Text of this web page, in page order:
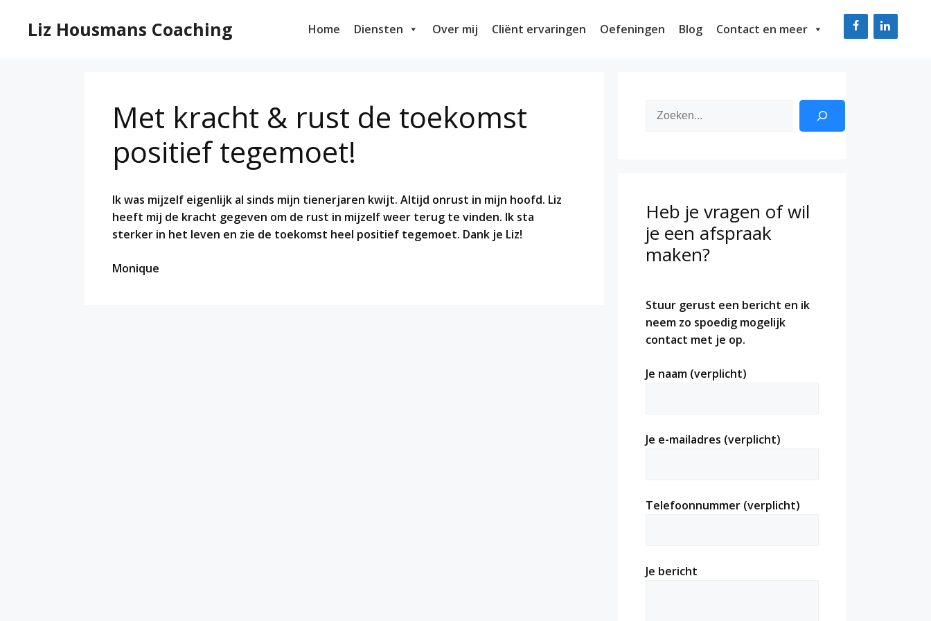
Liz Housmans Coaching Home Diensten Over mij Cliënt ervaringen Oefeningen Blog Contact en meer
Met kracht & rust de toekomst
positief tegemoet!
Ik was mijzelf eigenlijk al sinds mijn tienerjaren kwijt. Altijd onrust in mijn hoofd. Liz
heeft mij de kracht gegeven om de rust in mijzelf weer terug te vinden. Ik sta
sterker in het leven en zie de toekomst heel positief tegemoet. Dank je Liz!
Monique
Zoeken
Heb je vragen of wil
je een afspraak
maken?
Stuur gerust een bericht en ik
neem zo spoedig mogelijk
contact met je op.
Je naam (verplicht)
Je e-mailadres (verplicht)
Telefoonnummer (verplicht)
Je bericht